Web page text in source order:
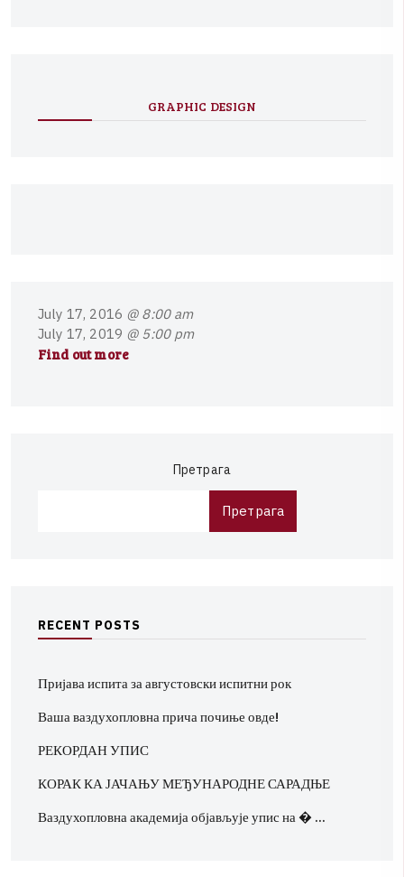
GRAPHIC DESIGN
July 17, 2016 @ 8:00 am
July 17, 2019 @ 5:00 pm
Find out more
Претрага
Претрага
RECENT POSTS
Пријава испита за августовски испитни рок
Ваша ваздухопловна прича почиње овде!
РЕКОРДАН УПИС
КОРАК КА ЈАЧАЊУ МЕЂУНАРОДНЕ САРАДЊЕ
Ваздухопловна академија објављује упис на � …